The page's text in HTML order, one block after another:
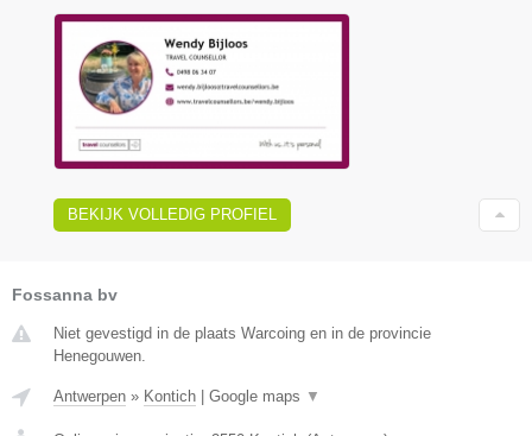
BEKIJK VOLLEDIG PROFIEL
Fossanna bv
Niet gevestigd in de plaats Warcoing en in de provincie
Henegouwen.
Antwerpen » Kontich Google maps ▼